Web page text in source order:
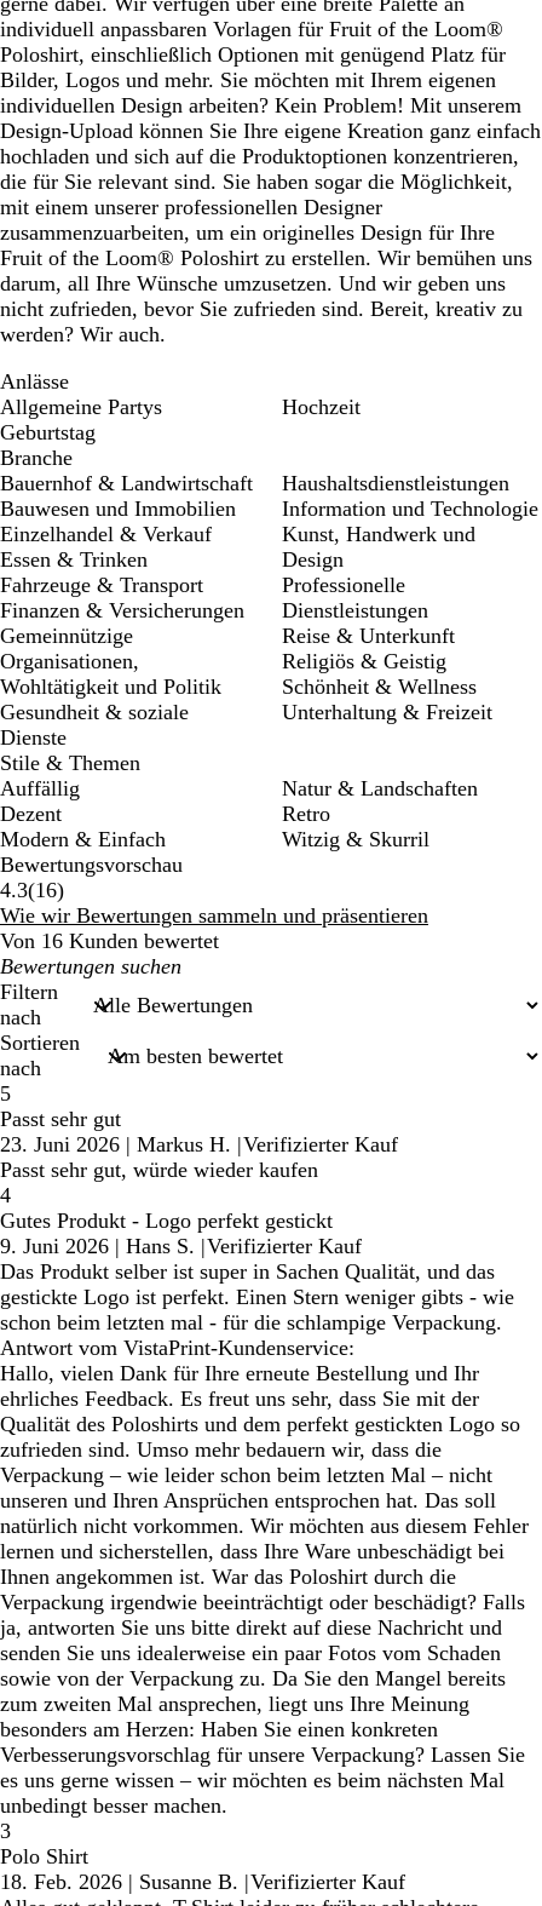
individuell anpassbaren Vorlagen für Fruit of the Loom®
Poloshirt, einschließlich Optionen mit genügend Platz für
Bilder, Logos und mehr. Sie möchten mit Ihrem eigenen
individuellen Design arbeiten? Kein Problem! Mit unserem
Design-Upload können Sie Ihre eigene Kreation ganz einfach
hochladen und sich auf die Produktoptionen konzentrieren,
die für Sie relevant sind. Sie haben sogar die Möglichkeit,
mit einem unserer professionellen Designer
zusammenzuarbeiten, um ein originelles Design für Ihre
Fruit of the Loom® Poloshirt zu erstellen. Wir bemühen uns
darum, all Ihre Wünsche umzusetzen. Und wir geben uns
nicht zufrieden, bevor Sie zufrieden sind. Bereit, kreativ zu
werden? Wir auch.
Anlässe
Allgemeine Partys
Geburtstag
Hochzeit
Branche
Bauernhof & Landwirtschaft
Bauwesen und Immobilien
Einzelhandel & Verkauf
Essen & Trinken
Fahrzeuge & Transport
Finanzen & Versicherungen
Gemeinnützige
Organisationen,
Wohltätigkeit und Politik
Gesundheit & soziale
Dienste
Haushaltsdienstleistungen
Information und Technologie
Kunst, Handwerk und
Design
Professionelle
Dienstleistungen
Reise & Unterkunft
Religiös & Geistig
Schönheit & Wellness
Unterhaltung & Freizeit
Stile & Themen
Auffällig
Dezent
Modern & Einfach
Natur & Landschaften
Retro
Witzig & Skurril
Bewertungsvorschau
4.3(1616
Bewertungen
)
Wie wir Bewertungen sammeln und präsentieren
Von 16 Kunden bewertet
Meine
Sucheingaben
Filtern
nach
Sortieren
nach
5
Passt sehr gut
23. Juni 2026 | Markus H. |Verifizierter Kauf
Passt sehr gut, würde wieder kaufen
4
Gutes Produkt - Logo perfekt gestickt
9. Juni 2026 | Hans S. |Verifizierter Kauf
Das Produkt selber ist super in Sachen Qualität, und das
gestickte Logo ist perfekt. Einen Stern weniger gibts - wie
schon beim letzten mal - für die schlampige Verpackung.
Antwort vom VistaPrint-Kundenservice:
Hallo, vielen Dank für Ihre erneute Bestellung und Ihr
ehrliches Feedback. Es freut uns sehr, dass Sie mit der
Qualität des Poloshirts und dem perfekt gestickten Logo so
zufrieden sind. Umso mehr bedauern wir, dass die
Verpackung – wie leider schon beim letzten Mal – nicht
unseren und Ihren Ansprüchen entsprochen hat. Das soll
natürlich nicht vorkommen. Wir möchten aus diesem Fehler
lernen und sicherstellen, dass Ihre Ware unbeschädigt bei
Ihnen angekommen ist. War das Poloshirt durch die
Verpackung irgendwie beeinträchtigt oder beschädigt? Falls
ja, antworten Sie uns bitte direkt auf diese Nachricht und
senden Sie uns idealerweise ein paar Fotos vom Schaden
sowie von der Verpackung zu. Da Sie den Mangel bereits
zum zweiten Mal ansprechen, liegt uns Ihre Meinung
besonders am Herzen: Haben Sie einen konkreten
Verbesserungsvorschlag für unsere Verpackung? Lassen Sie
es uns gerne wissen – wir möchten es beim nächsten Mal
unbedingt besser machen.
3
Polo Shirt
18. Feb. 2026 | Susanne B. |Verifizierter Kauf